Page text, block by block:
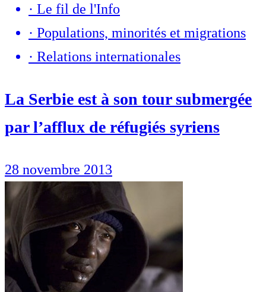
· Le fil de l'Info
· Populations, minorités et migrations
· Relations internationales
La Serbie est à son tour submergée
par l’afflux de réfugiés syriens
28 novembre 2013